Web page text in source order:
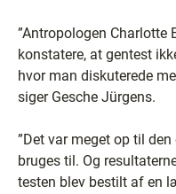
”Antropologen Charlotte
konstatere, at gentest
hvor man diskuterede
siger Gesche Jürgens.
”Det var meget op til
bruges til. Og
testen blev bestilt af en